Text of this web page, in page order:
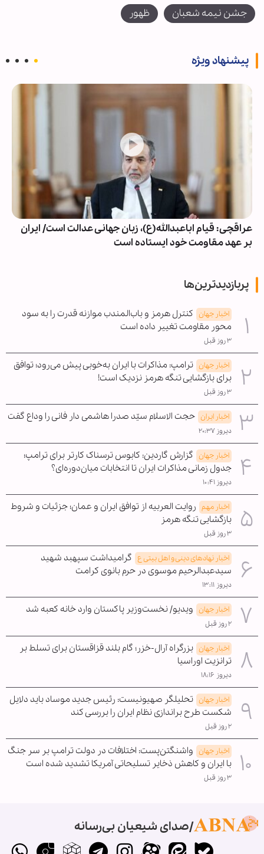
جشن نیمه شعبان ظهور
پیشنهاد ویژه
عراقچی: قیام اباعبدالله(ع)، زبان جهانی عدالت است/ ایران
بر عهد مقاومت خود ایستاده است
پربازدیدترین‌ها
اخبار جهان کنترل هرمز و باب‌المندب موازنه قدرت را به سود
محور مقاومت تغییر داده است
۳ روز قبل
اخبار جهان ترامپ: مذاکرات با ایران به‌خوبی پیش می‌رود؛ توافق
برای بازگشایی تنگه هرمز نزدیک است!
۳ روز قبل
اخبار ایران حجت الاسلام سیّد صدرا هاشمی دار فانی را وداع گفت
دیروز ۲۰:۳۷
اخبار جهان گزارش گاردین: کابوس ترسناک کارتر برای ترامپ؛
جدول زمانی مذاکرات ایران تا انتخابات میان‌دوره‌ای؟
دیروز ۱۰:۴۱
اخبار مهم روایت العربیه از توافق ایران و عمان؛ جزئیات و شروط
بازگشایی تنگه هرمز
۳ روز قبل
اخبار نهادهای دینی و اهل بیتی ع گرامیداشت سپهبد شهید
سیدعبدالرحیم موسوی در حرم بانوی کرامت
دیروز ۱۳:۱۱
اخبار جهان ویدیو/ نخست‌وزیر پاکستان وارد خانه کعبه شد
۲ روز قبل
اخبار جهان بزرگراه آرال-خزر؛ گام بلند قزاقستان برای تسلط بر
ترانزیت اوراسیا
دیروز ۱۸:۱۶
اخبار جهان تحلیلگر صهیونیست: رئیس جدید موساد باید دلایل
شکست طرح براندازی نظام ایران را بررسی کند
۲ روز قبل
اخبار جهان واشنگتن‌پست: اختلافات در دولت ترامپ بر سر جنگ
با ایران و کاهش ذخایر تسلیحاتی آمریکا تشدید شده است
۳ روز قبل
صدای شیعیان بی‌رسانه